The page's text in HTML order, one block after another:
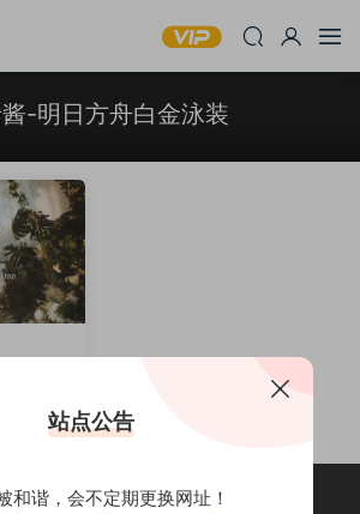
-明日方舟白金泳装
泳装 (Pl
站点公告
和谐，会不定期更换网址！